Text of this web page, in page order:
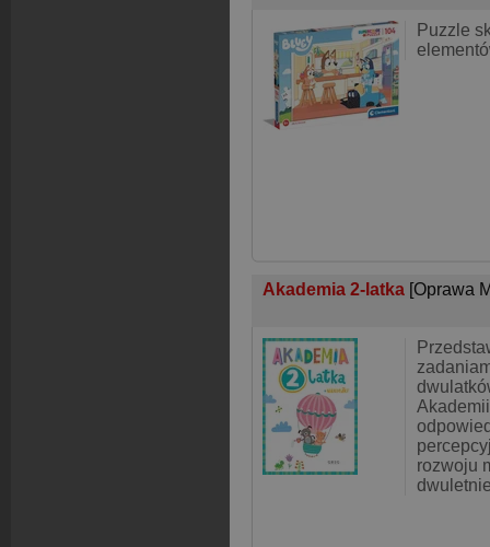
Puzzle
Akademia 2-latka [Oprawa
rozwoju